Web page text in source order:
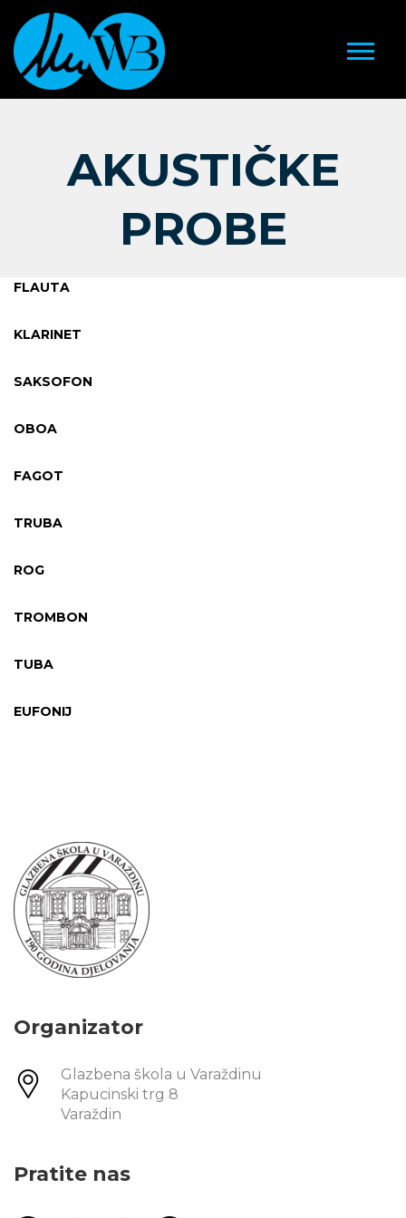
AKUSTIČKE
PROBE
FLAUTA
KLARINET
SAKSOFON
OBOA
FAGOT
TRUBA
ROG
TROMBON
TUBA
EUFONIJ
Organizator
Glazbena škola u Varaždinu
Kapucinski trg 8
Varaždin
Pratite nas